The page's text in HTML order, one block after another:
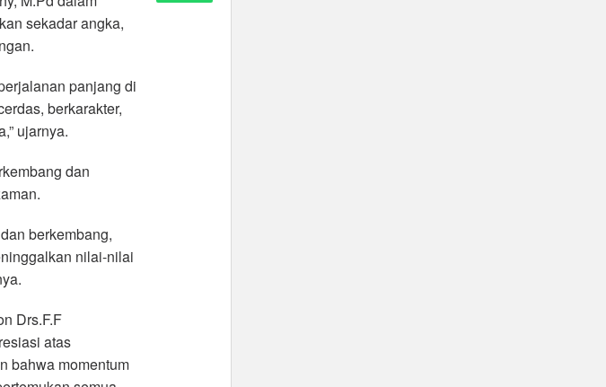
sekadar angka,
panjang di
berkarakter,
ujarnya.
dan
berkembang,
nilai-nilai
Drs.F.F
atas
bahwa momentum